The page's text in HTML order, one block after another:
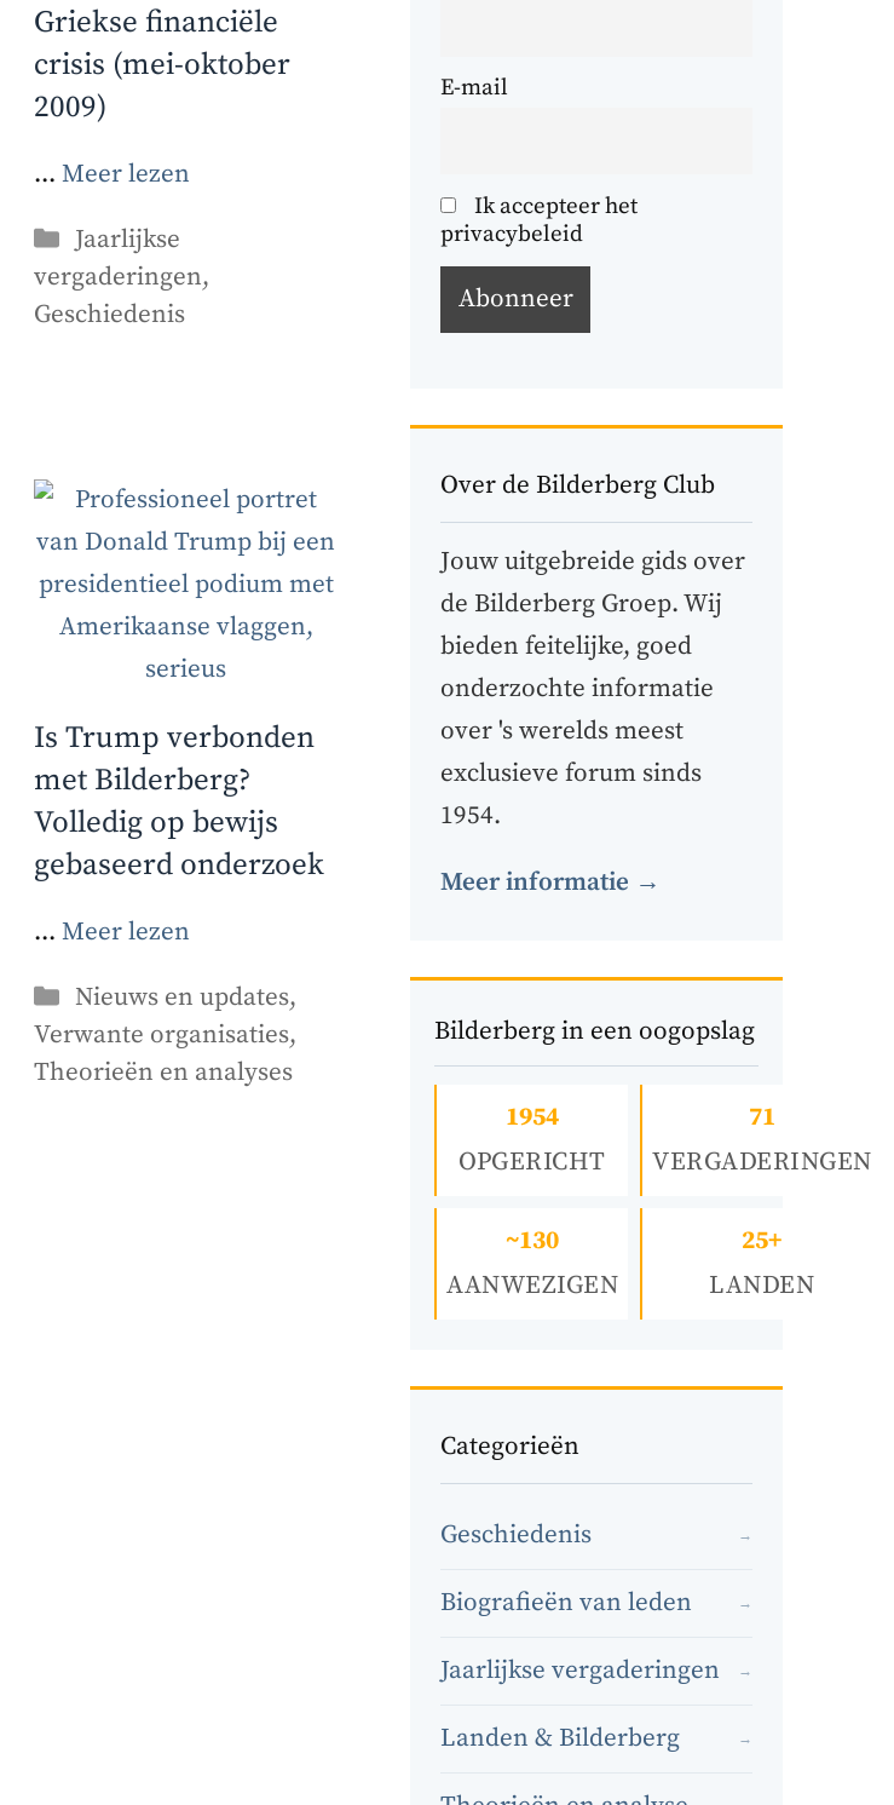
Griekse financiële
crisis (mei-oktober
2009)
...Meer lezen
Categorieën
Jaarlijkse
vergaderingen,
Geschiedenis
Is Trump verbonden
met Bilderberg?
Volledig op bewijs
gebaseerd onderzoek
...Meer lezen
Categorieën
Nieuws en updates,
Verwante organisaties,
Theorieën en analyses
E-mail
Ik accepteer het
privacybeleid
Over de Bilderberg Club
Jouw uitgebreide gids over
de Bilderberg Groep. Wij
bieden feitelijke, goed
onderzochte informatie
over 's werelds meest
exclusieve forum sinds
1954.
Meer informatie →
Bilderberg in een oogopslag
1954
OPGERICHT
71
VERGADERINGEN
~130
AANWEZIGEN
25+
LANDEN
Categorieën
Geschiedenis →
Biografieën van leden →
Jaarlijkse vergaderingen →
Landen & Bilderberg →